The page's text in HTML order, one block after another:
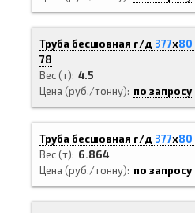
Труба бесшовная г/д 377х80
78
Вес (т) 4.5
Цена (руб./тонну)
по запросу
Труба бесшовная г/д 377х80
Вес (т)
6.864
Цена (руб./тонну)
по запросу